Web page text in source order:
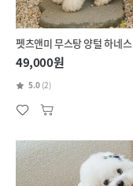
펫츠앤미 무스탕 양털 하네스
49,000원
5.0 (2)